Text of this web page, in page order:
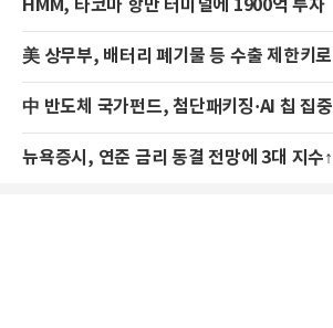
HMM, 타코마 항만 터미널에 1900억 투자
美 상무부, 배터리 폐기물 등 수출 제한키로
中 반도체 국가펀드, 첨단패키징·AI 칩 집중
뉴욕증시, 연준 금리 동결 전망에 3대 지수↑